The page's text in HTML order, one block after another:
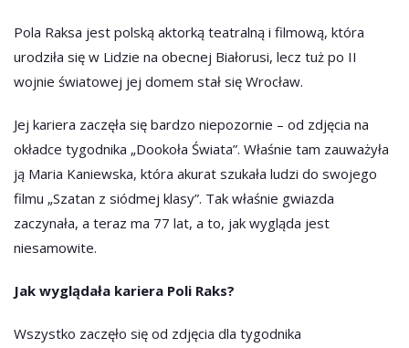
Pola Raksa jest polską aktorką teatralną i filmową, która
urodziła się w Lidzie na obecnej Białorusi, lecz tuż po II
wojnie światowej jej domem stał się Wrocław.
Jej kariera zaczęła się bardzo niepozornie – od zdjęcia na
okładce tygodnika „Dookoła Świata”. Właśnie tam zauważyła
ją Maria Kaniewska, która akurat szukała ludzi do swojego
filmu „Szatan z siódmej klasy”. Tak właśnie gwiazda
zaczynała, a teraz ma 77 lat, a to, jak wygląda jest
niesamowite.
Jak wyglądała kariera Poli Raks?
Wszystko zaczęło się od zdjęcia dla tygodnika